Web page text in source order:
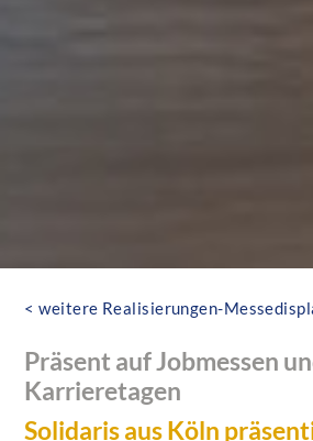
< weitere Realisierungen-
Präsent auf Jobmessen
Karrieretagen
Solidaris aus Köln